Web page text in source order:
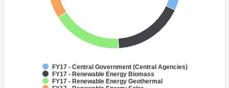
FY17 - Central Government (Central Agencies)
FY17 - Renewable Energy Biomass
FY17 - Renewable Energy Geothermal